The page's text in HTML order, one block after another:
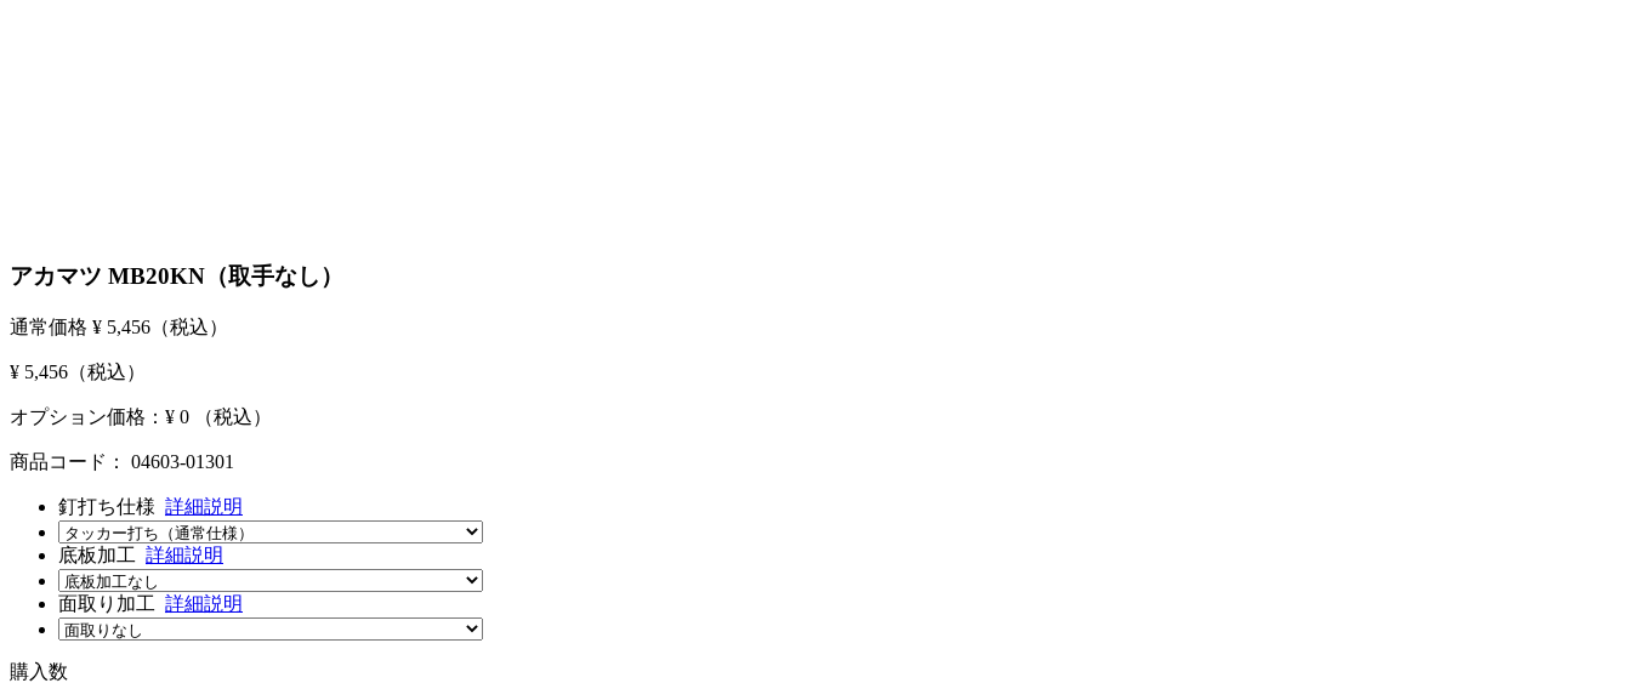
アカマツ MB20KN（取手なし）
通常価格 ¥ 5,456 （税込）
¥ 5,456 （税込）
オプション価格：¥ 0 （税込）
商品コード： 04603-01301
釘打ち仕様 詳細説明
底板加工 詳細説明
面取り加工 詳細説明
購入数